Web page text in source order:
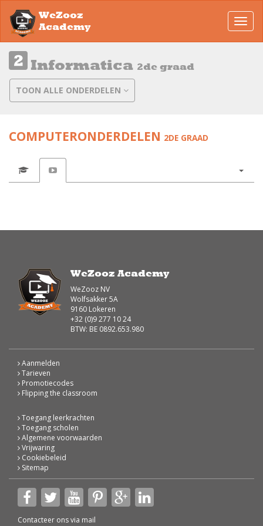
WeZooz
Academy
Informatica 2de graad
TOON ALLE ONDERDELEN
COMPUTERONDERDELEN 2DE GRAAD
WeZooz Academy
WeZooz NV
Wolfsakker 5A
9160 Lokeren
+32 (0)9 277 10 24
BTW: BE 0892.653.980
Aanmelden
Tarieven
Promotiecodes
Flipping the classroom
Toegang leerkrachten
Toegang scholen
Algemene voorwaarden
Vrijwaring
Cookiebeleid
Sitemap
Contacteer ons via mail